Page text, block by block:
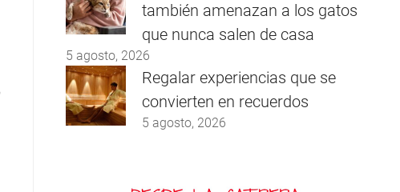
también amenazan a los gatos
que nunca salen de casa
5 agosto, 2026
Regalar experiencias que se
convierten en recuerdos
5 agosto, 2026